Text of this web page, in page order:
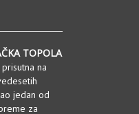
TOPOLA
na
jedan od
za